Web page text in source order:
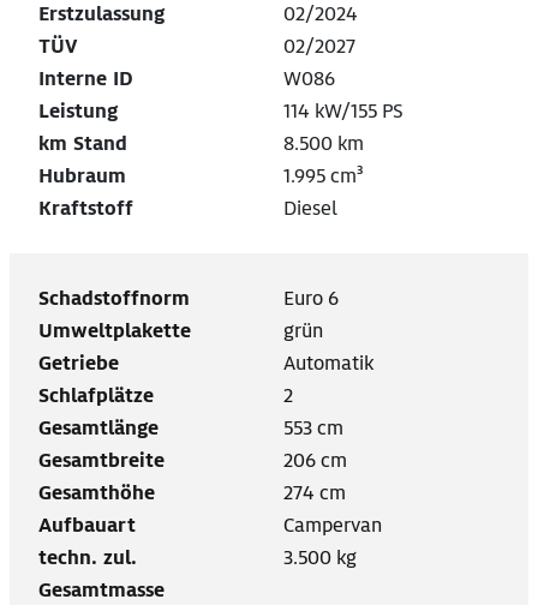
Erstzulassung
02/2024
TÜV
02/2027
Interne ID
W086
Leistung
114 kW/155 PS
km Stand
8.500 km
Hubraum
1.995 cm³
Kraftstoff
Diesel
Schadstoffnorm
Euro 6
Umweltplakette
grün
Getriebe
Automatik
Schlafplätze
2
Gesamtlänge
553 cm
Gesamtbreite
206 cm
Gesamthöhe
274 cm
Aufbauart
Campervan
techn. zul.
Gesamtmasse
3.500 kg